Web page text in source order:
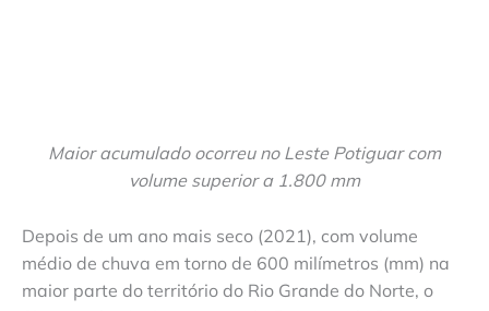
Maior acumulado ocorreu no Leste Potiguar com
volume superior a 1.800 mm
Depois de um ano mais seco (2021), com volume
médio de chuva em torno de 600 milímetros (mm) na
maior parte do território do Rio Grande do Norte, o